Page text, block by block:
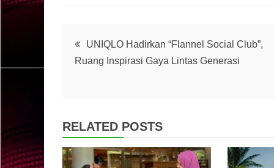
Post
navigation
UNIQLO Hadirkan “Flannel Social Club”,
Ruang Inspirasi Gaya Lintas Generasi
RELATED POSTS